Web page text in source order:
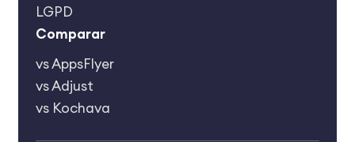
LGPD
Сomparar
vs AppsFlyer
vs Adjust
vs Kochava